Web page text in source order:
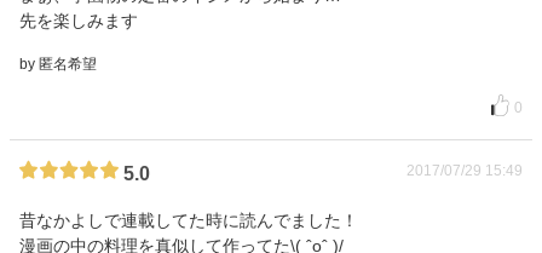
先を楽しみます
by 匿名希望
0
5.0 2017/07/29 15:49
昔なかよしで連載してた時に読んでました！
漫画の中の料理を真似して作ってた\( ˆoˆ )/